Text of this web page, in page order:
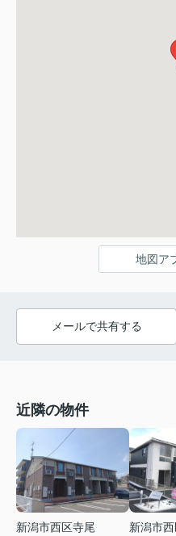
地図ア
メールで共有する
近隣の物件
新潟市西区寺尾
新潟市